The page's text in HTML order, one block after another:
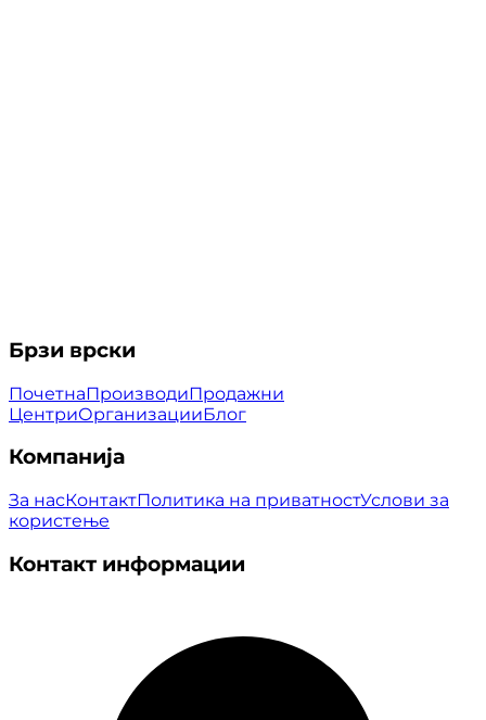
Брзи врски
ПочетнаПроизводиПродажни
ЦентриОрганизацииБлог
Компанија
За насКонтактПолитика на приватностУслови за
користење
Контакт информации